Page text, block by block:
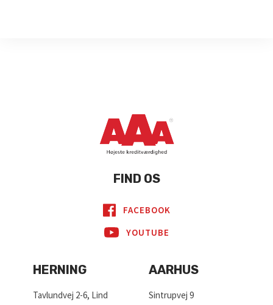
FIND OS
FACEBOOK
YOUTUBE
HERNING
Tavlundvej 2-6, Lind
AARHUS
Sintrupvej 9